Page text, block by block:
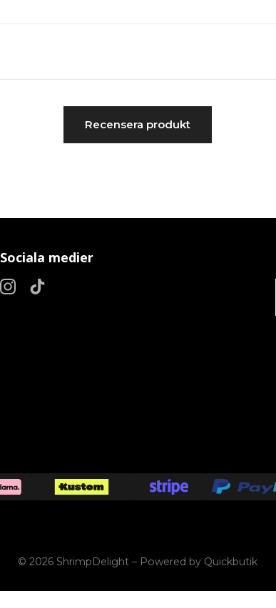
Recensera produkt
Sociala medier
© 2026 ShrimpDelight – Powered by Quickbutik